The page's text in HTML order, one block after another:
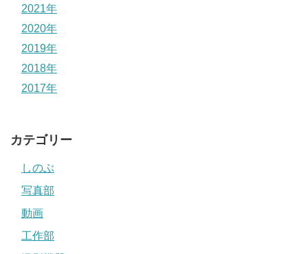
2021年
2020年
2019年
2018年
2017年
カテゴリー
しのぶ
写真部
動画
工作部